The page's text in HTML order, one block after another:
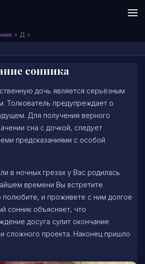
» Д »
сонника
дочь является серьёзным
Толкователь предупреждает о
Для получения верного
сна с дочкой, следует
предсказаниями с особой
в ночных грезах у Вас родилась
времени Вы встретите
полюбите, и проживете с ним долгое
сонник объясняет, что
досуга сулит окончание
сложного проекта. Наконец пришло